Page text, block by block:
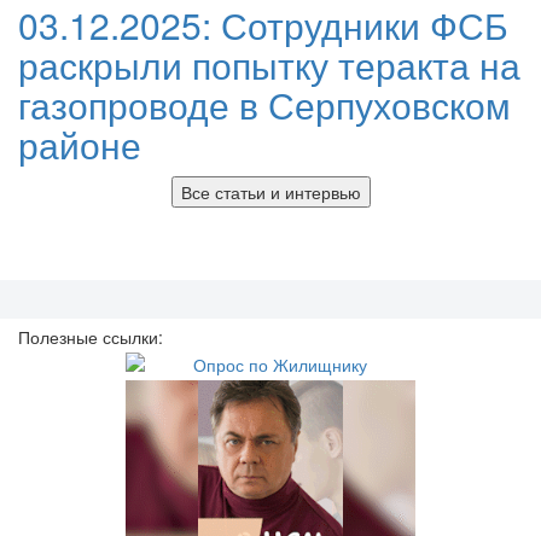
03.12.2025: Сотрудники ФСБ
раскрыли попытку теракта на
газопроводе в Серпуховском
районе
Все статьи и интервью
Полезные ссылки: